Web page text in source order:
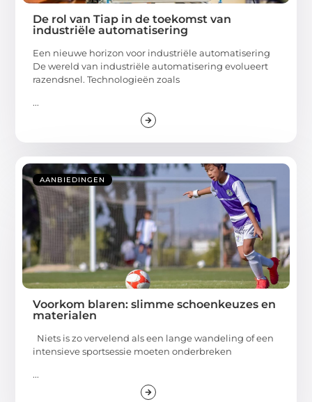
De rol van Tiap in de toekomst van
industriële automatisering
Een nieuwe horizon voor industriële automatisering
De wereld van industriële automatisering evolueert
razendsnel. Technologieën zoals
...
AANBIEDINGEN
Voorkom blaren: slimme schoenkeuzes en
materialen
Niets is zo vervelend als een lange wandeling of een
intensieve sportsessie moeten onderbreken
...